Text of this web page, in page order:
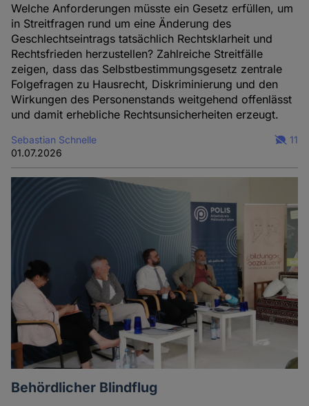
Welche Anforderungen müsste ein Gesetz erfüllen, um
in Streitfragen rund um eine Änderung des
Geschlechtseintrags tatsächlich Rechtsklarheit und
Rechtsfrieden herzustellen? Zahlreiche Streitfälle
zeigen, dass das Selbstbestimmungsgesetz zentrale
Folgefragen zu Hausrecht, Diskriminierung und den
Wirkungen des Personenstands weitgehend offenlässt
und damit erhebliche Rechtsunsicherheiten erzeugt.
Sebastian Schnelle
01.07.2026
11
Behördlicher Blindflug